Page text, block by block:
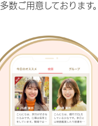
多数ご用意しております。